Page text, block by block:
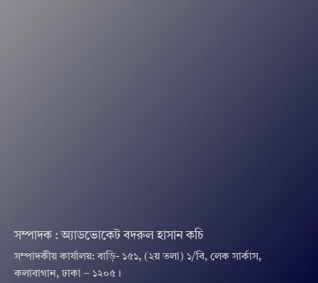
সম্পাদক : অ্যাডভোকেট বদরুল হাসান কচি
সম্পাদকীয় কার্যালয়: বাড়ি- ১৫১, (২য় তলা) ১/বি, লেক সার্কাস,
কলাবাগান, ঢাকা – ১২০৫।